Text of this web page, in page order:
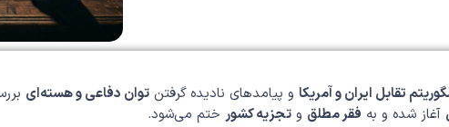
تقابل ایران و آمریکا و پیامدهای نادیده گرفتن توان دفاعی و هسته‌ای
آغاز شده و به فقر مطلق و تجزیه کشور ختم می‌شود.